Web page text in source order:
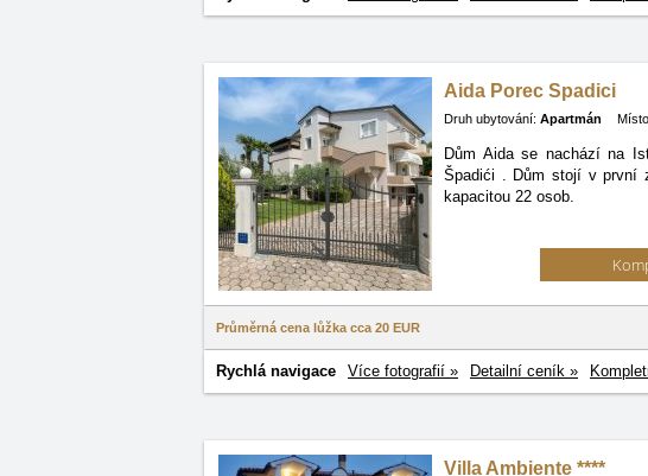
Aida Porec Spadici
Druh ubytování: Apartmán
Dům Aida se nachází na
Špadići . Dům stojí v první
kapacitou 22 osob.
Průměrná cena lůžka cca 20 EUR
Rychlá navigace Více fotografií » Detailní ceník »
Villa Ambiente ****